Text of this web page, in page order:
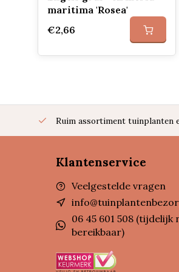
maritima 'Rosea'
€2,66
Ruim assortiment tuinplanten
Klantenservice
Veelgestelde vragen
06 45 601 508 (tijdelijk
bereikbaar)